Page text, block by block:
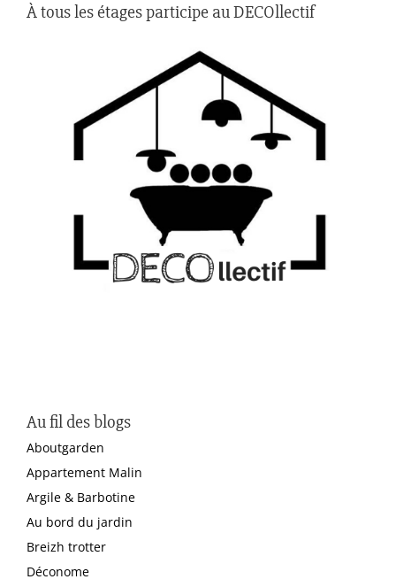
À tous les étages participe au DECOllectif
Au fil des blogs
Aboutgarden
Appartement Malin
Argile & Barbotine
Au bord du jardin
Breizh trotter
Déconome